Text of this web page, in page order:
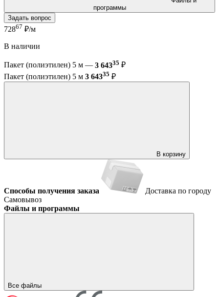
программы
Задать вопрос
72867 ₽/м
В наличии
Пакет (полиэтилен) 5 м — 3 64335 ₽
Пакет (полиэтилен) 5 м 3 64335 ₽
В корзину
Способы получения заказа
Доставка по городу
Самовывоз
Файлы и программы
Все файлы